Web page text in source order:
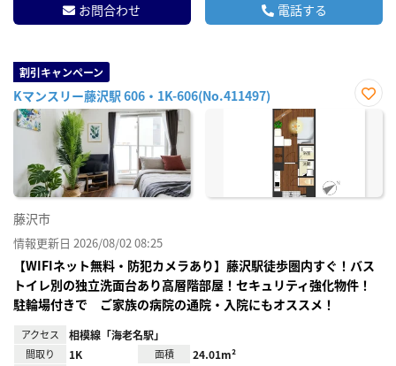
お問合わせ 電話する
割引キャンペーン
Kマンスリー藤沢駅 606・1K-606(No.411497)
お気
藤沢市
情報更新日 2026/08/02 08:25
【WIFIネット無料・防犯カメラあり】藤沢駅徒歩圏内すぐ！バス
トイレ別の独立洗面台あり高層階部屋！セキュリティ強化物件！
駐輪場付きで ご家族の病院の通院・入院にもオススメ！
アクセス 相模線「海老名駅」
間取り 1K 面積 24.01m²